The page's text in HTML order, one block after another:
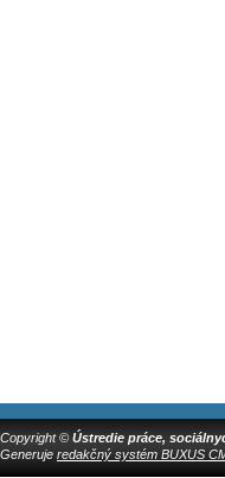
Copyright © Ústredie práce,
Generuje redakčný systém BUXUS